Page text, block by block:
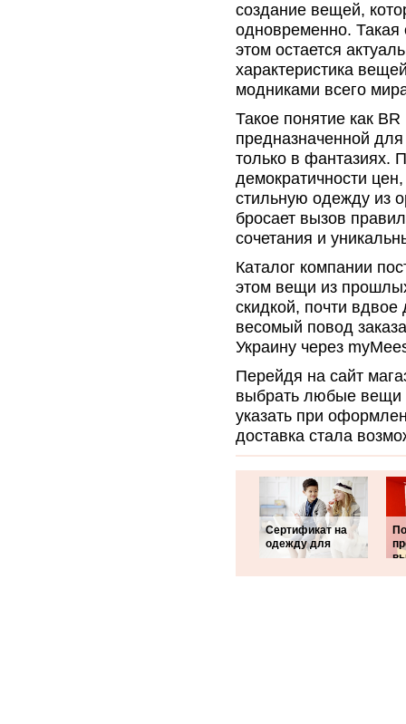
создание вещей,
одновременно. Такая
этом остается
характеристика
модниками всего
Такое понятие как
предназначенной
только в фантазиях.
демократичности
стильную одежду из
бросает вызов
сочетания и
Каталог компании
этом вещи из
скидкой, почти
весомый повод
Украину через
Перейдя на сайт
выбрать любые вещи
указать при
доставка стала
Сертификат на
одежду для